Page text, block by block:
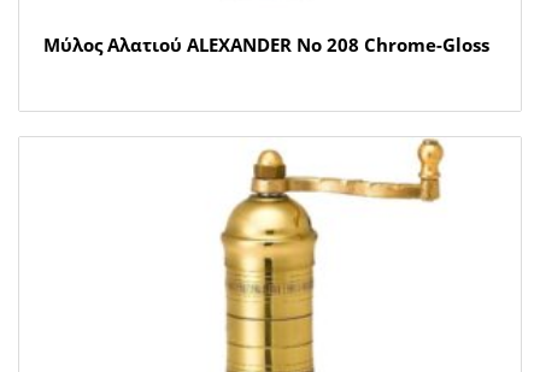
Μύλος Αλατιού ALEXANDER Νο 208 Chrome-Gloss